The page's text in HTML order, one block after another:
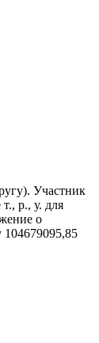
Участник
р., у. для
о
104679095,85